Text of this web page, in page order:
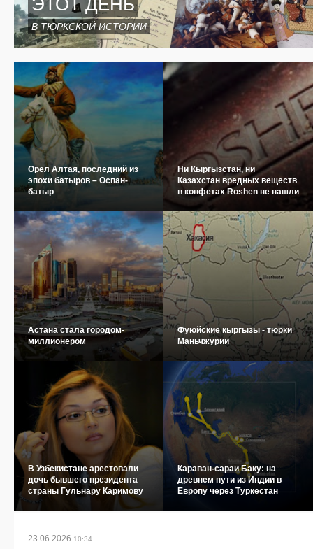
В ТЮРКСКОЙ ИСТОРИИ
Орел Алтая, последний из
эпохи батыров – Оспан-
батыр
Ни Кыргызстан, ни
Казахстан вредных веществ
в конфетах Roshen не нашли
Астана стала городом-
миллионером
Фуюйские кыргызы - тюрки
Маньчжурии
В Узбекистане арестовали
дочь бывшего президента
страны Гульнару Каримову
Караван-сараи Баку: на
древнем пути из Индии в
Европу через Туркестан
23.06.2026 10:34